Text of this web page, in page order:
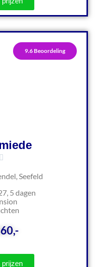
9.6 Beoordeling
Seefeld
5 dagen
prijzen